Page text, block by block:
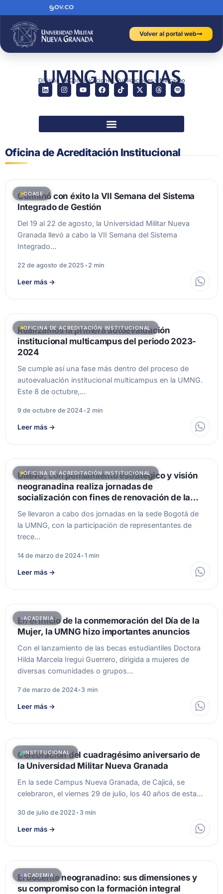
Volver al portal web
UMNG NOTICIAS
División de Comunicaciones, Publicaciones y Mercadeo
Oficina de Acreditación Institucional
COASE
Culminó con éxito la VII Semana del Sistema
Integrado de Gestión
Del 19 al 22 de agosto, la Universidad Militar Nueva
Granada llevó a cabo la VII Semana del Sistema
Integrado…
22 de agosto de 2025 • 2 min
Leer más →
OFICINA DE ACREDITACIÓN INSTITUCIONAL
Realizamos la primera autoevaluación
institucional multicampus del periodo 2023-
2024
Se cumple así una fase más dentro del proceso de
autoevaluación institucional multicampus en la UMNG.
Este 8 de octubre,…
9 de octubre de 2024• 2 min
Leer más →
OFICINA DE ACREDITACIÓN INSTITUCIONAL
UMNG, con pensamiento estratégico y visión
neogranadina realiza jornadas de
socialización con fines de renovación de la
acreditación institucional.
Se llevaron a cabo dos jornadas en la sede Bogotá de
la UMNG, con la participación de representantes de
trece…
14 de marzo de 2024• 1 min
Leer más →
ACADEMIA
En el inicio de la conmemoración del Día de la
Mujer, la UMNG hizo importantes anuncios
Con el lanzamiento de las becas estudiantiles Doctora
Hilda Marcela Iregui Guerrero, dirigida a mujeres de
diversas comunidades o grupos…
7 de marzo de 2024• 3 min
Leer más →
INSTITUCIONAL
Celebración del cuadragésimo aniversario de
la Universidad Militar Nueva Granada
En la sede Campus Nueva Granada, de Cajicá, se
celebraron, el viernes 29 de julio, los 40 años de esta…
30 de julio de 2022• 3 min
Leer más →
ACADEMIA
El docente neogranadino: sus dimensiones y
su compromiso con la formación integral